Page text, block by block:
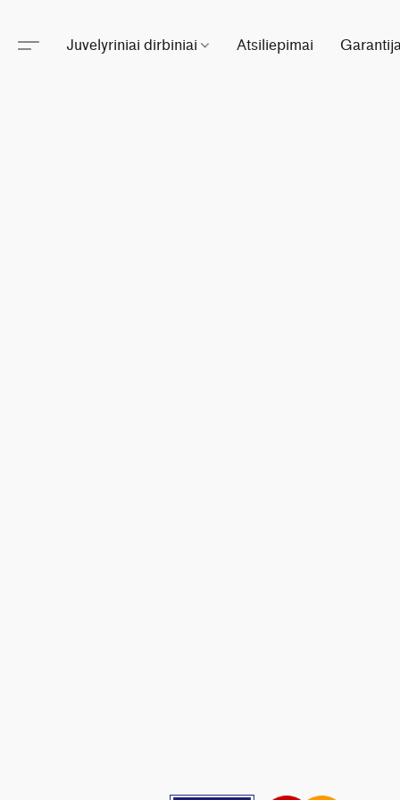
Juvelyriniai dirbiniai Atsiliepimai